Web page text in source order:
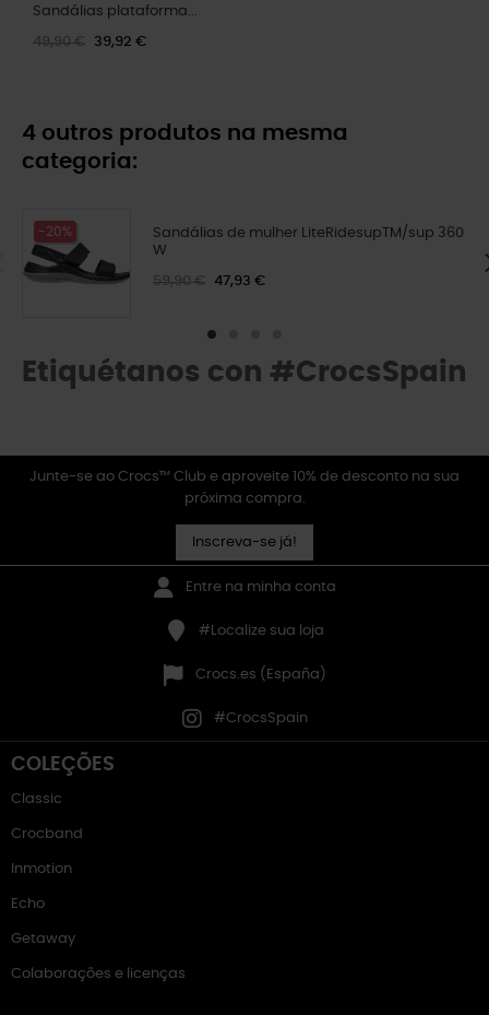
Sandálias plataforma...
49,90 € 39,92 €
4 outros produtos na mesma
categoria:
-20%
Sandálias de mulher LiteRidesupTM/sup 360
W
59,90 € 47,93 €
Etiquétanos con #CrocsSpain
Junte-se ao Crocs™ Club e aproveite 10% de desconto na sua
próxima compra.
Inscreva-se já!
Entre na minha conta
#Localize sua loja
Crocs.es (España)
#CrocsSpain
COLEÇÕES
Classic
Crocband
Inmotion
Echo
Getaway
Colaborações e licenças